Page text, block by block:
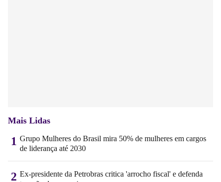
Mais Lidas
1 Grupo Mulheres do Brasil mira 50% de mulheres em cargos
de liderança até 2030
2 Ex-presidente da Petrobras critica 'arrocho fiscal' e defenda